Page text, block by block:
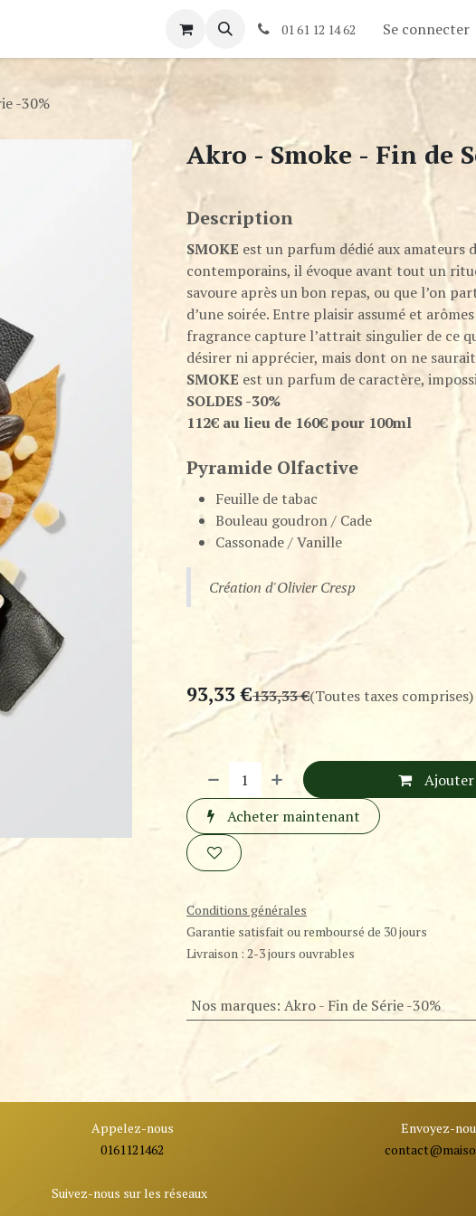
01 61 12 14 62 Se connecter
-30%
Akro - Smoke - Fin de
Description
SMOKE est un parfum dédié aux amateurs
contemporains, il évoque avant tout un
savoure après un bon repas, ou que l’on
d’une soirée. Entre plaisir assumé et
fragrance capture l’attrait singulier de ce
désirer ni apprécier, mais dont on ne saurait
SMOKE est un parfum de caractère,
SOLDES -30%
112€ au lieu de 160€ pour 100ml
Pyramide Olfactive
Feuille de tabac
Bouleau goudron / Cade
Cassonade / Vanille
Création d'Olivier Cresp
93,33€133,33€(Toutes taxes comprises)
Acheter maintenant
Conditions générales
Garantie satisfait ou remboursé de 30 jours
Livraison : 2-3 jours ouvrables
Nos marques: Akro - Fin de Série -30%
Appelez-nous
0161121462
Envoyez-
contact@ma
Suivez-nous sur les réseaux